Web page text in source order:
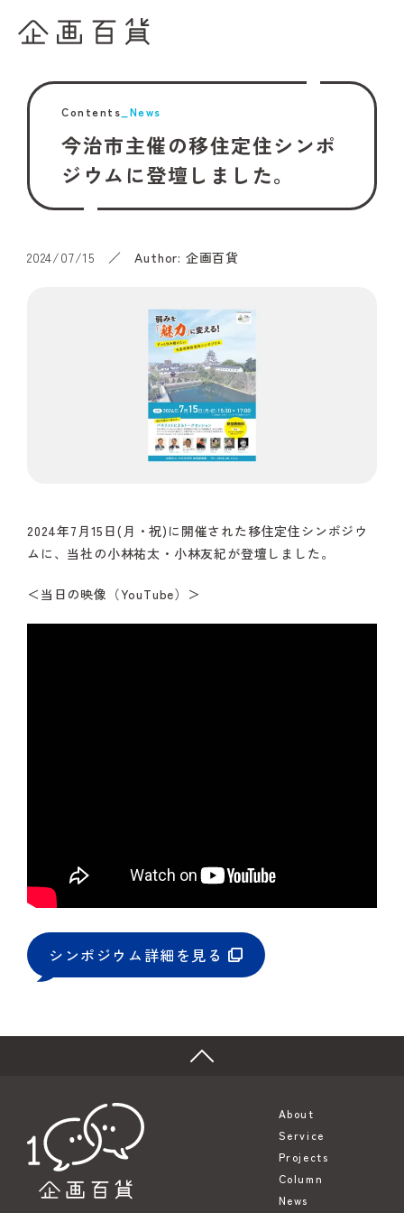
Contents _News
今治市主催の移住定住シンポ
ジウムに登壇しました。
2024/07/15 ／ Author: 企画百貨
2024年7月15日(月・祝)に開催された移住定住シンポジウ
ムに、当社の小林祐太・小林友紀が登壇しました。
＜当日の映像（YouTube）＞
シンポジウム詳細を見る
About
Service
Projects
Column
News